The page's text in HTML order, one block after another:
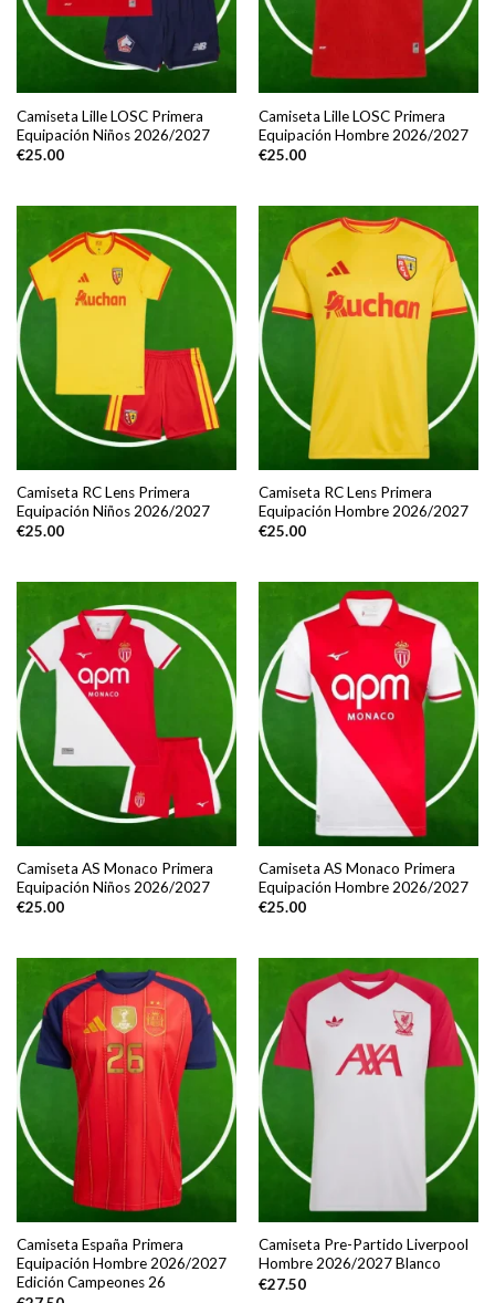
Camiseta Lille LOSC Primera
Equipación Niños 2026/2027
€25.00
Camiseta Lille LOSC Primera
Equipación Hombre 2026/2027
€25.00
Camiseta RC Lens Primera
Equipación Niños 2026/2027
€25.00
Camiseta RC Lens Primera
Equipación Hombre 2026/2027
€25.00
Camiseta AS Monaco Primera
Equipación Niños 2026/2027
€25.00
Camiseta AS Monaco Primera
Equipación Hombre 2026/2027
€25.00
Camiseta España Primera
Equipación Hombre 2026/2027
Edición Campeones 26
Camiseta Pre-Partido Liverpool
Hombre 2026/2027 Blanco
€27.50